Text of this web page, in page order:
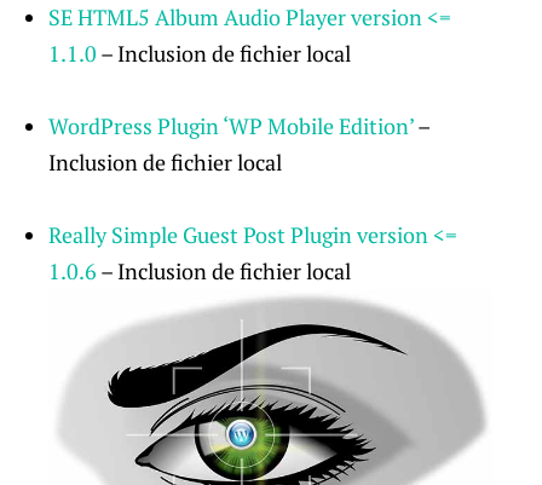
SE HTML5 Album Audio Playerversion <=
1.1.0 – Inclusion de fichier local
WordPress Plugin ‘WP Mobile Edition’–
Inclusion de fichier local
Really Simple Guest Post Plugin version <=
1.0.6 – Inclusion de fichier local